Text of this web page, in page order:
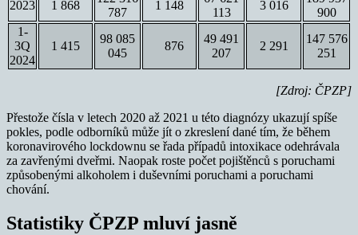
2023
1 868
787
1 148
113
3 016
900
1-
3Q
2024
1 415
98 085
045
876
49 491
207
2 291
147 576
251
[Zdroj: ČPZP]
Přestože čísla v letech 2020 až 2021 u této diagnózy ukazují spíše
pokles, podle odborníků může jít o zkreslení dané tím, že během
koronavirového lockdownu se řada případů intoxikace odehrávala
za zavřenými dveřmi. Naopak roste počet pojištěnců s poruchami
způsobenými alkoholem i duševními poruchami a poruchami
chování.
Statistiky ČPZP mluví jasně